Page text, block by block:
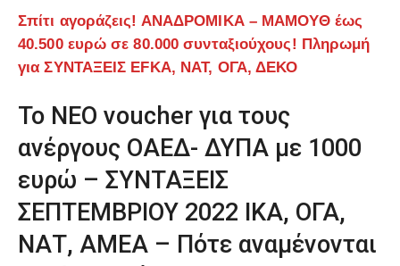
Σπίτι αγοράζεις! ΑΝΑΔΡΟΜΙΚΑ – ΜΑΜΟΥΘ έως
40.500 ευρώ σε 80.000 συνταξιούχους! Πληρωμή
για ΣΥΝΤΑΞΕΙΣ EFKA, ΝΑΤ, ΟΓΑ, ΔΕΚΟ
Το ΝΕΟ voucher για τους
ανέργους ΟΑΕΔ- ΔΥΠΑ με 1000
ευρώ – ΣΥΝΤΑΞΕΙΣ
ΣΕΠΤΕΜΒΡΙΟΥ 2022 ΙΚΑ, ΟΓΑ,
ΝΑΤ, ΑΜΕΑ – Πότε αναμένονται